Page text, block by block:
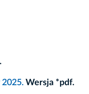
2025. Wersja *pdf.